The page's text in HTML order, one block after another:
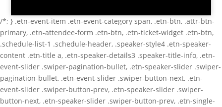
/*; } .etn-event-item .etn-event-category span, .etn-btn, .attr-btn-
primary, .etn-attendee-form .etn-btn, .etn-ticket-widget .etn-btn,
.schedule-list-1 .schedule-header, .speaker-style4 .etn-speaker-
content .etn-title a, .etn-speaker-details3 .speaker-title-info, .etn-
event-slider .swiper-pagination-bullet, .etn-speaker-slider .swiper-
pagination-bullet, .etn-event-slider .swiper-button-next, .etn-
event-slider .swiper-button-prev, .etn-speaker-slider .swiper-
button-next, .etn-speaker-slider .swiper-button-prev, .etn-single-